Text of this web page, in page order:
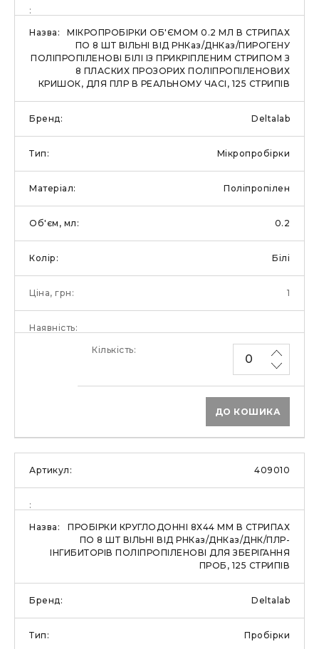
МІКРОПРОБІРКИ ОБ'ЄМОМ 0.2 МЛ В СТРИПАХ
ПО 8 ШТ ВІЛЬНІ ВІД РНКаз/ДНКаз/ПИРОГЕНУ
ПОЛІПРОПІЛЕНОВІ БІЛІ ІЗ ПРИКРІПЛЕНИМ СТРИПОМ З
8 ПЛАСКИХ ПРОЗОРИХ ПОЛІПРОПІЛЕНОВИХ
КРИШОК, ДЛЯ ПЛР В РЕАЛЬНОМУ ЧАСІ, 125 СТРИПІВ
Deltalab
Мікропробірки
Поліпропілен
0.2
Білі
1
ДО КОШИКА
409010
ПРОБІРКИ КРУГЛОДОННІ 8Х44 ММ В СТРИПАХ
ПО 8 ШТ ВІЛЬНІ ВІД РНКаз/ДНКаз/ДНК/ПЛР-
ІНГИБИТОРІВ ПОЛІПРОПІЛЕНОВІ ДЛЯ ЗБЕРІГАННЯ
ПРОБ, 125 СТРИПІВ
Deltalab
Пробірки